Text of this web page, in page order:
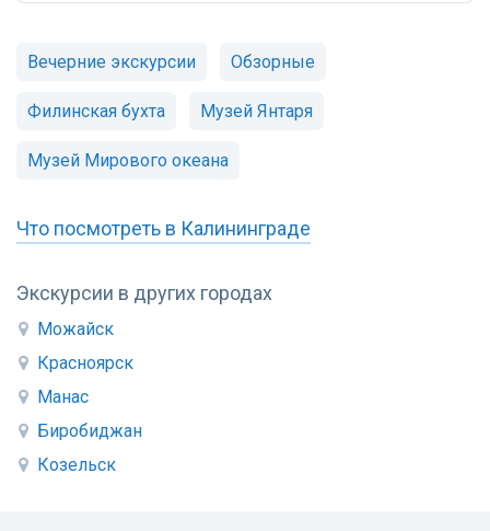
Экскурсии в других городах
Можайск
Красноярск
Манас
Биробиджан
Козельск
Вечерние экскурсии Обзорные
Филинская бухта Музей Янтаря
Музей Мирового океана
Что посмотреть в Калининграде